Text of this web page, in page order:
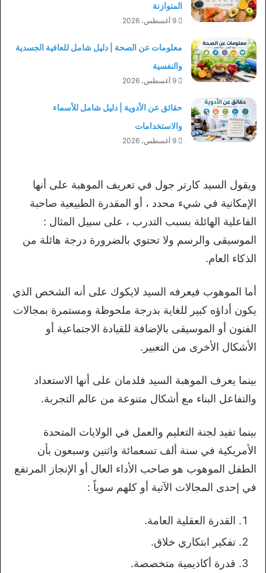
المتوازنة
9 أغسطس، 2026
معلومات عن الصحة | دليل شامل للعافية الجسدية
والنفسية
9 أغسطس، 2026
حقائق عن الأدوية | دليل شامل للأسماء
والاستخدامات
9 أغسطس، 2026
ويقول السيد كارتر جول في تعريف الموهبة على أنها
الإمكانية في شيء محدد ، أو المقدرة الطبيعية صاحبة
الفاعلية الهائلة بسبب التدرب ، على سبيل المثال :
الموسيقى والرسم ولا تحتوي بالضرورة درجة هائلة من
الذكاء العام.
أما الموهوب فيعرفه السيد لايكوك على أنه الشخص الذي
يكون أداؤه كبير للغاية بدرجة ملحوظة ومستمرة بمجالات
الفنون أو الموسيقى بالإضافة للقيادة الاجتماعية أو
الأشكال الأخرى من التعبير.
بينما يعرف الموهبة السيد فلدمان على أنها الاستعداد
والتفاعل البناء مع أشكال متنوعة من عالم التجربة.
بينما تفيد لجنة التعليم والعمل في الولايات المتحدة
الأمريكية في سنة ألف تسعمائة واثنين وسبعون بأن
الطفل الموهوب هو صاحب الأداء العال أو الإنجاز المرتفع
في إحدى المجالات الآتية أو كلهم سوياً :
القدرة العقلية العامة.
تفكير ابتكاري خلاق.
قدرة أكاديمية متخصصة.